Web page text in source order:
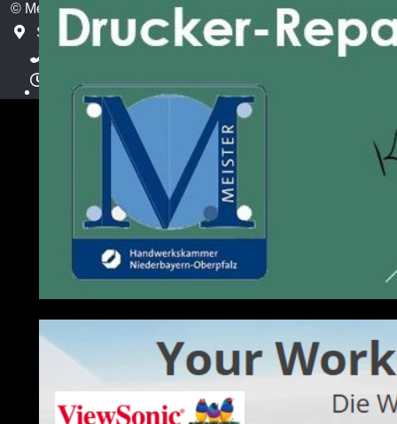
© Merdan Bürotechnik 2026
St.-Emmeram-Str. 6, 92670 Windischeschenbach
Mo-Fr: 8:00 - 17:00